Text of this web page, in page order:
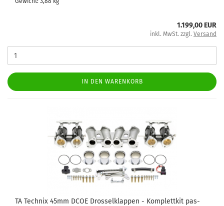
1.199,00 EUR
inkl. MwSt. zzgl. Versand
IN DEN WARENKORB
TA Tech­nix 45mm DCOE Dros­sel­klap­pen - Kom­plett­kit pas­